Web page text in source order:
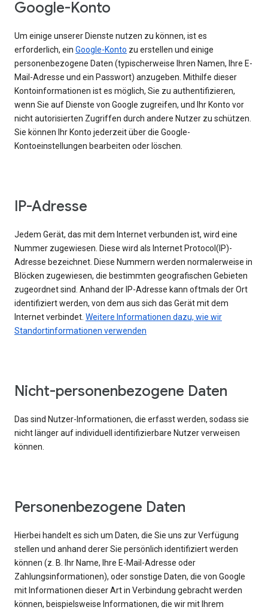
Google-Konto
Um einige unserer Dienste nutzen zu können, ist es
erforderlich, ein Google-Konto zu erstellen und einige
personenbezogene Daten (typischerweise Ihren Namen, Ihre E-
Mail-Adresse und ein Passwort) anzugeben. Mithilfe dieser
Kontoinformationen ist es möglich, Sie zu authentifizieren,
wenn Sie auf Dienste von Google zugreifen, und Ihr Konto vor
nicht autorisierten Zugriffen durch andere Nutzer zu schützen.
Sie können Ihr Konto jederzeit über die Google-
Kontoeinstellungen bearbeiten oder löschen.
IP-Adresse
Jedem Gerät, das mit dem Internet verbunden ist, wird eine
Nummer zugewiesen. Diese wird als Internet Protocol(IP)-
Adresse bezeichnet. Diese Nummern werden normalerweise in
Blöcken zugewiesen, die bestimmten geografischen Gebieten
zugeordnet sind. Anhand der IP-Adresse kann oftmals der Ort
identifiziert werden, von dem aus sich das Gerät mit dem
Internet verbindet. Weitere Informationen dazu, wie wir
Standortinformationen verwenden
Nicht-personenbezogene Daten
Das sind Nutzer-Informationen, die erfasst werden, sodass sie
nicht länger auf individuell identifizierbare Nutzer verweisen
können.
Personenbezogene Daten
Hierbei handelt es sich um Daten, die Sie uns zur Verfügung
stellen und anhand derer Sie persönlich identifiziert werden
können (z. B. Ihr Name, Ihre E-Mail-Adresse oder
Zahlungsinformationen), oder sonstige Daten, die von Google
mit Informationen dieser Art in Verbindung gebracht werden
können, beispielsweise Informationen, die wir mit Ihrem